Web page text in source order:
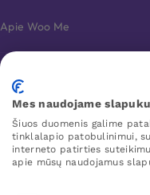
Apie Woo Me
Klientų aptarnavimas
Mėgstamiausi
Mes naudojame
Šiuos duomenis galime
tinklalapio patobulinimui,
interneto patirties
apie mūsų naudojamus